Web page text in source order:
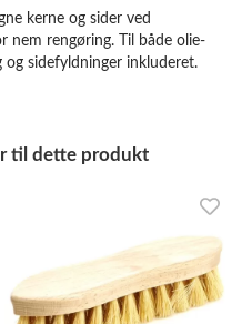
kerne og sider ved
nem rengøring. Til både olie-
og sidefyldninger inkluderet.
til dette produkt